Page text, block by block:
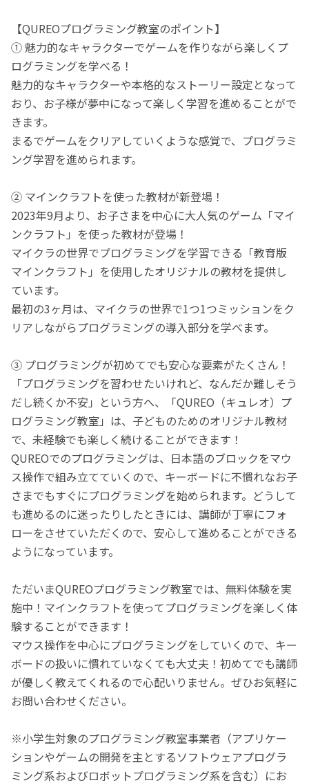
【QUREOプログラミング教室のポイント】
① 魅力的なキャラクターでゲームを作りながら楽しくプ
ログラミングを学べる！
魅力的なキャラクターや本格的なストーリー設定となって
おり、お子様が夢中になって楽しく学習を進めることがで
きます。
まるでゲームをクリアしていくような感覚で、プログラミ
ング学習を進められます。
② マインクラフトを使った教材が新登場！
2023年9月より、お子さまを中心に大人気のゲーム「マイ
ンクラフト」を使った教材が登場！
マイクラの世界でプログラミングを学習できる「教育版
マインクラフト」を使用したオリジナルの教材を提供し
ています。
最初の3ヶ月は、マイクラの世界で1つ1つミッションをク
リアしながらプログラミングの導入部分を学べます。
③ プログラミングが初めてでも安心な要素がたくさん！
「プログラミングを習わせたいけれど、なんだか難しそう
だし続くか不安」という方へ、「QUREO（キュレオ）プ
ログラミング教室」は、子どものためのオリジナル教材
で、未経験でも楽しく続けることができます！
QUREOでのプログラミングは、日本語のブロックをマウ
ス操作で組み立てていくので、キーボードに不慣れなお子
さまでもすぐにプログラミングを始められます。どうして
も進めるのに迷ったりしたときには、講師が丁寧にフォ
ローをさせていただくので、安心して進めることができる
ようになっています。
ただいまQUREOプログラミング教室では、無料体験を実
施中！マインクラフトを使ってプログラミングを楽しく体
験することができます！
マウス操作を中心にプログラミングをしていくので、キー
ボードの扱いに慣れていなくても大丈夫！初めてでも講師
が優しく教えてくれるので心配いりません。ぜひお気軽に
お問い合わせください。
※小学生対象のプログラミング教室事業者（アプリケー
ションやゲームの開発を主とするソフトウェアプログラ
ミング系およびロボットプログラミング系を含む）にお